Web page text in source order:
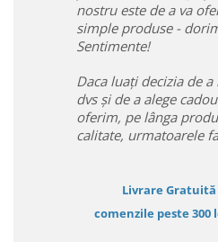
nostru este de a va
simple produse -
Sentimente!
Daca luați decizia de
dvs și de a alege
oferim, pe lânga
calitate, urmatoarele
Livrare
comenzile peste 300